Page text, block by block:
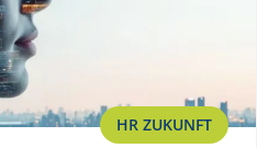
HR ZUKUNFT